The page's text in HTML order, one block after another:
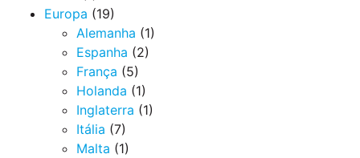
Europa (19)
Alemanha (1)
Espanha (2)
França (5)
Holanda (1)
Inglaterra (1)
Itália (7)
Malta (1)